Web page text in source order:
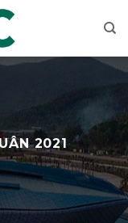
2021